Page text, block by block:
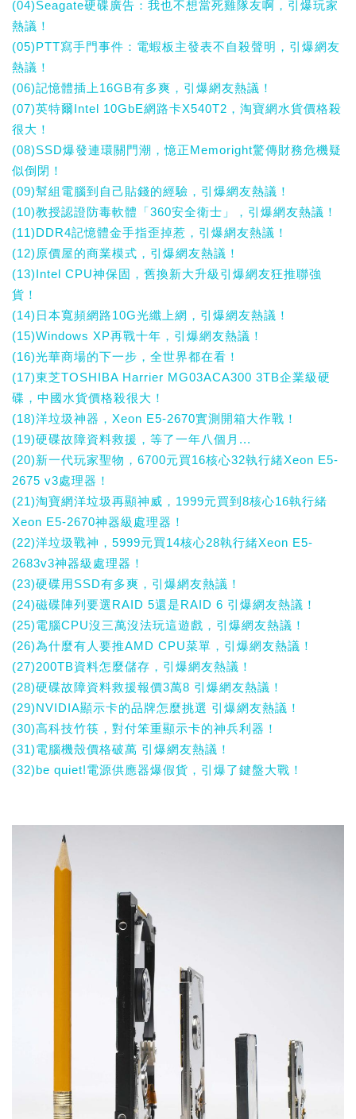
(04)Seagate硬碟廣告：我也不想當死雞隊友啊，引爆玩家
熱議！
(05)PTT寫手門事件：電蝦板主發表不自殺聲明，引爆網友
熱議！
(06)記憶體插上16GB有多爽，引爆網友熱議！
(07)英特爾Intel 10GbE網路卡X540T2，淘寶網水貨價格殺
很大！
(08)SSD爆發連環關門潮，憶正Memoright驚傳財務危機疑
似倒閉！
(09)幫組電腦到自己貼錢的經驗，引爆網友熱議！
(10)教授認證防毒軟體「360安全衛士」，引爆網友熱議！
(11)DDR4記憶體金手指歪掉惹，引爆網友熱議！
(12)原價屋的商業模式，引爆網友熱議！
(13)Intel CPU神保固，舊換新大升級引爆網友狂推聯強
貨！
(14)日本寬頻網路10G光纖上網，引爆網友熱議！
(15)Windows XP再戰十年，引爆網友熱議！
(16)光華商場的下一步，全世界都在看！
(17)東芝TOSHIBA Harrier MG03ACA300 3TB企業級硬
碟，中國水貨價格殺很大！
(18)洋垃圾神器，Xeon E5-2670實測開箱大作戰！
(19)硬碟故障資料救援，等了一年八個月...
(20)新一代玩家聖物，6700元買16核心32執行緒Xeon E5-
2675 v3處理器！
(21)淘寶網洋垃圾再顯神威，1999元買到8核心16執行緒
Xeon E5-2670神器級處理器！
(22)洋垃圾戰神，5999元買14核心28執行緒Xeon E5-
2683v3神器級處理器！
(23)硬碟用SSD有多爽，引爆網友熱議！
(24)磁碟陣列要選RAID 5還是RAID 6 引爆網友熱議！
(25)電腦CPU沒三萬沒法玩這遊戲，引爆網友熱議！
(26)為什麼有人要推AMD CPU菜單，引爆網友熱議！
(27)200TB資料怎麼儲存，引爆網友熱議！
(28)硬碟故障資料救援報價3萬8 引爆網友熱議！
(29)NVIDIA顯示卡的品牌怎麼挑選 引爆網友熱議！
(30)高科技竹筷，對付笨重顯示卡的神兵利器！
(31)電腦機殼價格破萬 引爆網友熱議！
(32)be quiet!電源供應器爆假貨，引爆了鍵盤大戰！